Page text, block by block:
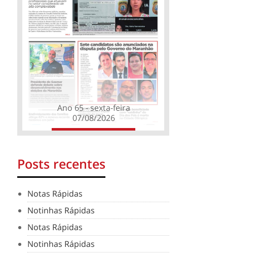
Ano 65 - sexta-feira
07/08/2026
Posts recentes
Notas Rápidas
Notinhas Rápidas
Notas Rápidas
Notinhas Rápidas